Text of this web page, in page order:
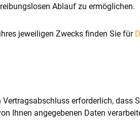
Ablauf zu ermöglichen.
jeweiligen Zwecks finden Sie für
erforderlich, dass
Ihnen angegebenen Daten